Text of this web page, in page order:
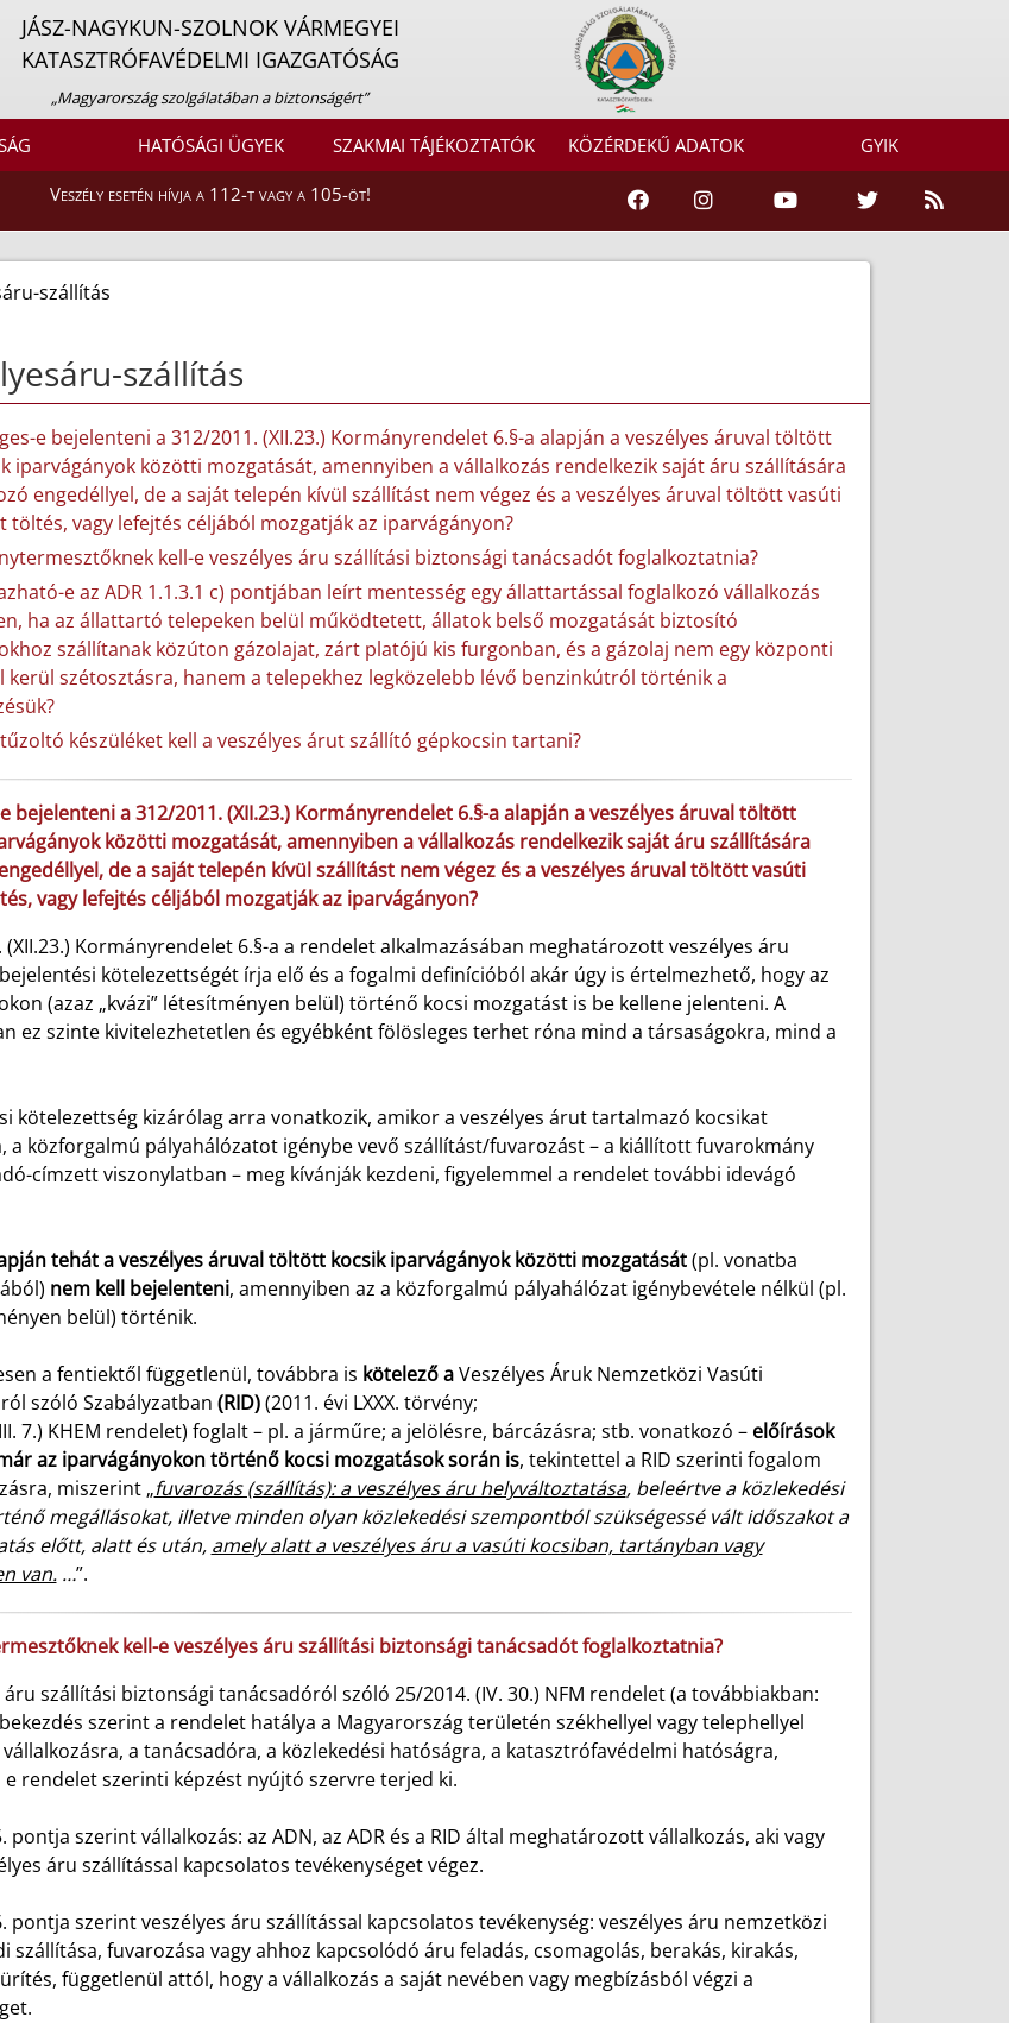
JÁSZ-NAGYKUN-SZOLNOK VÁRMEGYEI
KATASZTRÓFAVÉDELMI IGAZGATÓSÁG
„Magyarország szolgálatában a biztonságért”
HATÓSÁGI ÜGYEK SZAKMAI TÁJÉKOZTATÓK KÖZÉRDEKŰ ADATOK GYIK
Veszély esetén hívja a 112-t vagy a 105-öt!
szállítás
szállítás
e bejelenteni a 312/2011. (XII.23.) Kormányrendelet 6.§-a alapján a veszélyes áruval töltött
iparvágányok közötti mozgatását, amennyiben a vállalkozás rendelkezik saját áru szállítására
engedéllyel, de a saját telepén kívül szállítást nem végez és a veszélyes áruval töltött vasúti
töltés, vagy lefejtés céljából mozgatják az iparvágányon?
kell-e veszélyes áru szállítási biztonsági tanácsadót foglalkoztatnia?
e az ADR 1.1.3.1 c) pontjában leírt mentesség egy állattartással foglalkozó vállalkozás
ha az állattartó telepeken belül működtetett, állatok belső mozgatását biztosító
szállítanak közúton gázolajat, zárt platójú kis furgonban, és a gázolaj nem egy központi
kerül szétosztásra, hanem a telepekhez legközelebb lévő benzinkútról történik a
készüléket kell a veszélyes árut szállító gépkocsin tartani?
bejelenteni a 312/2011. (XII.23.) Kormányrendelet 6.§-a alapján a veszélyes áruval töltött
közötti mozgatását, amennyiben a vállalkozás rendelkezik saját áru szállítására
de a saját telepén kívül szállítást nem végez és a veszélyes áruval töltött vasúti
vagy lefejtés céljából mozgatják az iparvágányon?
(XII.23.) Kormányrendelet 6.§-a a rendelet alkalmazásában meghatározott veszélyes áru
kötelezettségét írja elő és a fogalmi definícióból akár úgy is értelmezhető, hogy az
(azaz „kvázi” létesítményen belül) történő kocsi mozgatást is be kellene jelenteni. A
ez szinte kivitelezhetetlen és egyébként fölösleges terhet róna mind a társaságokra, mind a
kötelezettség kizárólag arra vonatkozik, amikor a veszélyes árut tartalmazó kocsikat
a közforgalmú pályahálózatot igénybe vevő szállítást/fuvarozást – a kiállított fuvarokmány
címzett viszonylatban – meg kívánják kezdeni, figyelemmel a rendelet további idevágó
tehát a veszélyes áruval töltött kocsik iparvágányok közötti mozgatását(pl. vonatba
nem kell bejelenteni, amennyiben az a közforgalmú pályahálózat igénybevétele nélkül (pl.
belül) történik.
a fentiektől függetlenül, továbbra is kötelező aVeszélyes Áruk Nemzetközi Vasúti
szóló Szabályzatban (RID)(2011. évi LXXX. törvény;
7.) KHEM rendelet) foglalt – pl. a járműre; a jelölésre, bárcázásra; stb. vonatkozó – előírások
az iparvágányokon történő kocsi mozgatások során is, tekintettel a RID szerinti fogalom
miszerint „fuvarozás (szállítás): a veszélyes áru helyváltoztatása, beleértve a közlekedési
megállásokat, illetve minden olyan közlekedési szempontból szükségessé vált időszakot a
előtt, alatt és után, amely alatt a veszélyes áru a vasúti kocsiban, tartányban vagy
van.…”.
kell-e veszélyes áru szállítási biztonsági tanácsadót foglalkoztatnia?
áru szállítási biztonsági tanácsadóról szóló 25/2014. (IV. 30.) NFM rendelet (a továbbiakban:
bekezdés szerint a rendelet hatálya a Magyarország területén székhellyel vagy telephellyel
a tanácsadóra, a közlekedési hatóságra, a katasztrófavédelmi hatóságra,
e rendelet szerinti képzést nyújtó szervre terjed ki.
pontja szerint vállalkozás: az ADN, az ADR és a RID által meghatározott vállalkozás, aki vagy
áru szállítással kapcsolatos tevékenységet végez.
pontja szerint veszélyes áru szállítással kapcsolatos tevékenység: veszélyes áru nemzetközi
szállítása, fuvarozása vagy ahhoz kapcsolódó áru feladás, csomagolás, berakás, kirakás,
függetlenül attól, hogy a vállalkozás a saját nevében vagy megbízásból végzi a